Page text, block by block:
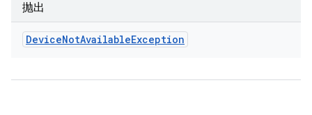
抛出
DeviceNotAvailableException